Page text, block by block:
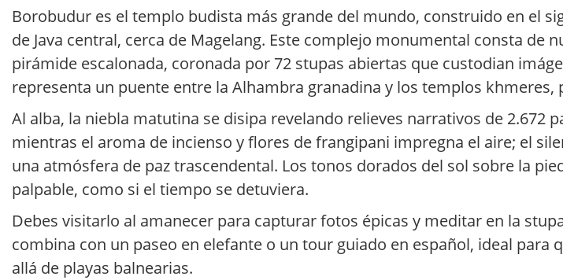
Borobudur es el templo budista más grande del mundo, construido en el
de Java central, cerca de Magelang. Este complejo monumental consta de
pirámide escalonada, coronada por 72 stupas abiertas que custodian
representa un puente entre la Alhambra granadina y los templos khmeres,
Al alba, la niebla matutina se disipa revelando relieves narrativos de 2.672
mientras el aroma de incienso y flores de frangipani impregna el aire; el
una atmósfera de paz trascendental. Los tonos dorados del sol sobre la
palpable, como si el tiempo se detuviera.
Debes visitarlo al amanecer para capturar fotos épicas y meditar en la
combina con un paseo en elefante o un tour guiado en español, ideal para
allá de playas balnearias.